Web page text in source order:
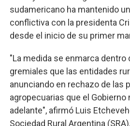
sudamericano ha mantenido
conflictiva con la presidenta
desde el inicio de su primer
"La medida se enmarca dentro
gremiales que las entidades
anunciando en rechazo de las
agropecuarias que el Gobierno
adelante", afirmó Luis
Sociedad Rural Argentina